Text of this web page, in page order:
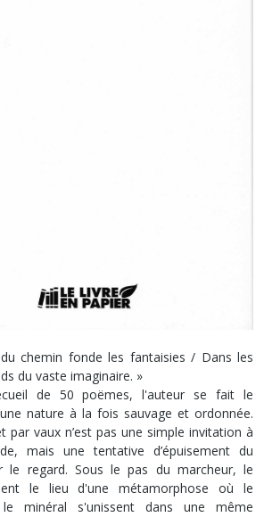
chemin fonde les fantaisies / Dans les
du vaste imaginaire. »
de 50 poëmes, l'auteur se fait le
nature à la fois sauvage et ordonnée.
par vaux n’est pas une simple invitation à
mais une tentative d’épuisement du
le regard. Sous le pas du marcheur, le
le lieu d'une métamorphose où le
minéral s'unissent dans une même